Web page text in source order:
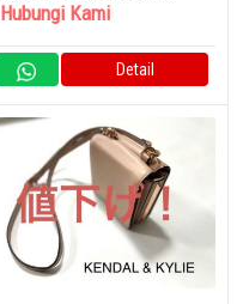
Sauce 1110g
Hubungi Kami
Detail